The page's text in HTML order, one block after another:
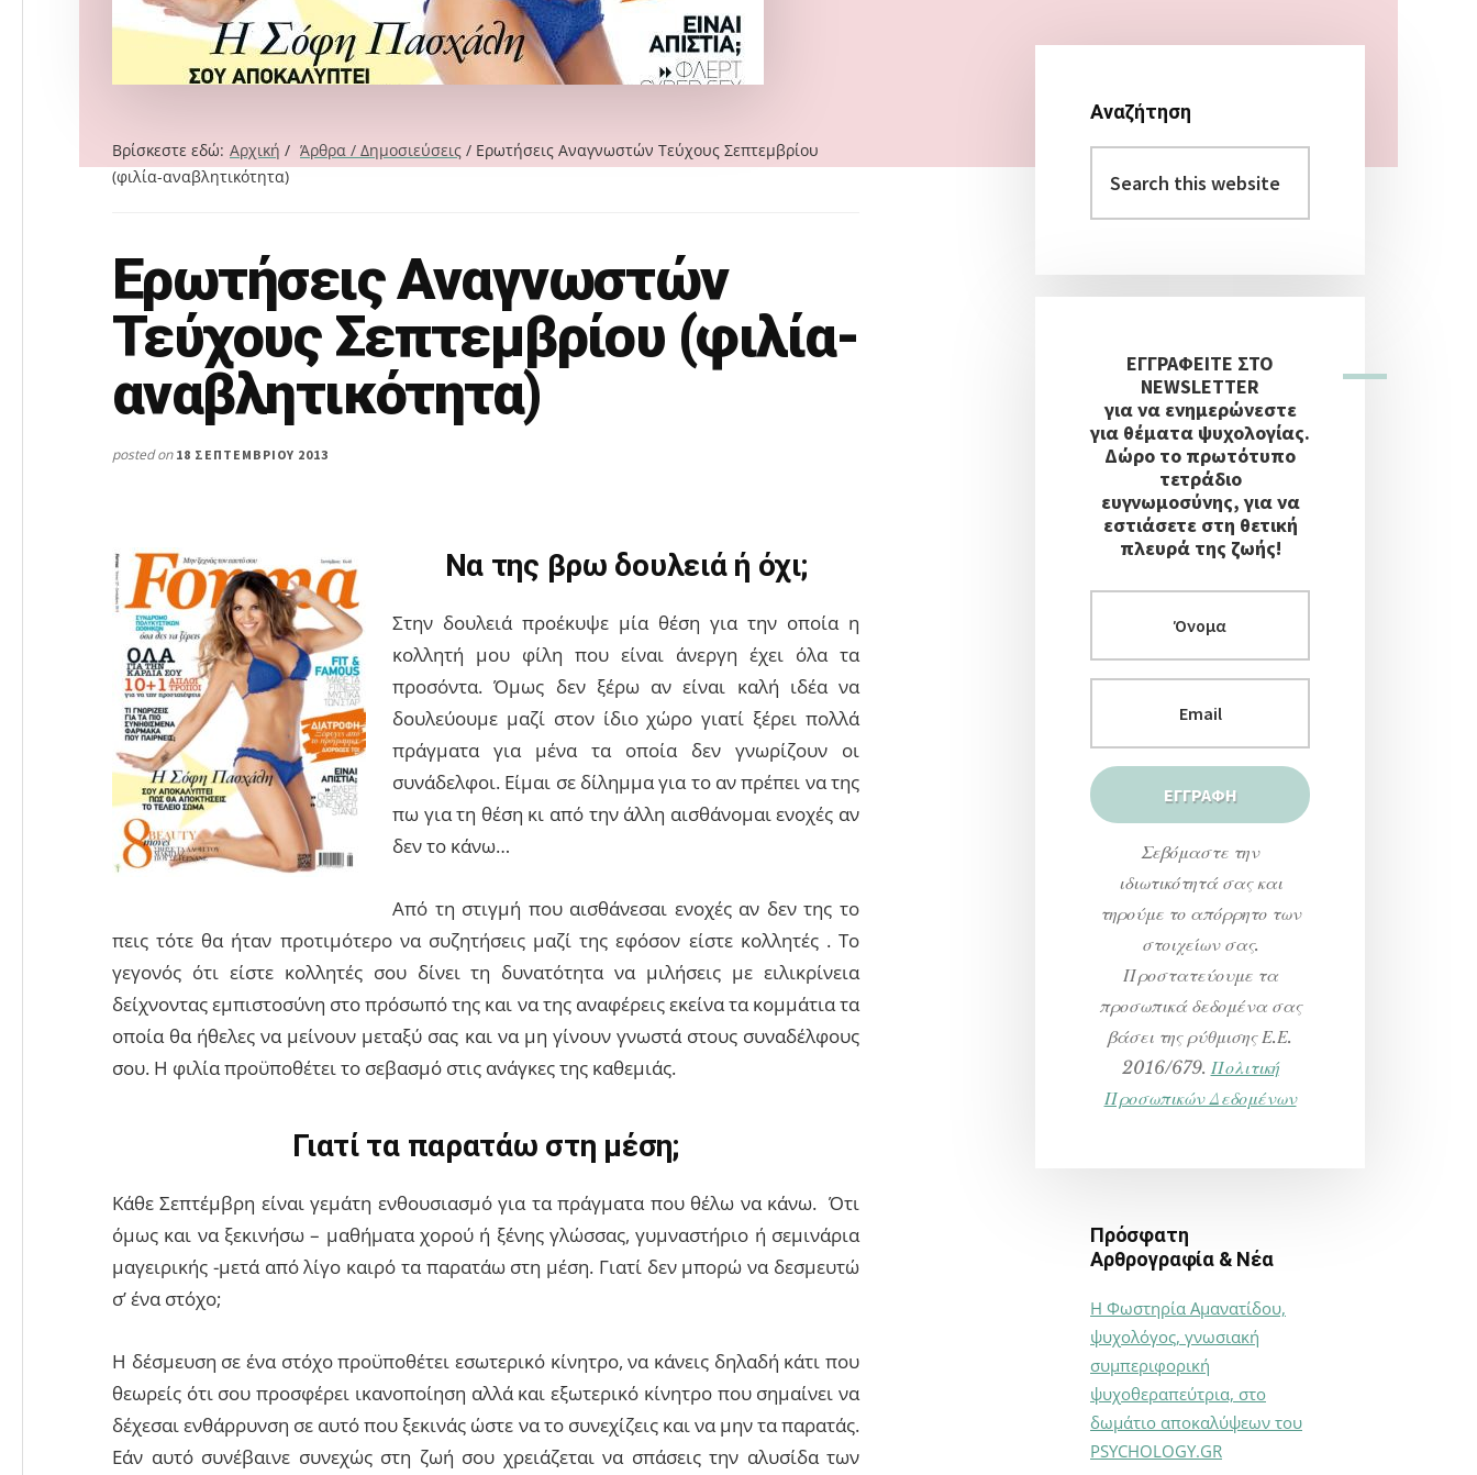
Βρίσκεστε εδώ: Αρχική / Άρθρα / Δημοσιεύσεις / Ερωτήσεις Αναγνωστών Τεύχους Σεπτεμβρίου
(φιλία-αναβλητικότητα)
Search
this
website
Ερωτήσεις Αναγνωστών
Τεύχους Σεπτεμβρίου (φιλία-
αναβλητικότητα)
posted on 18 ΣΕΠΤΕΜΒΡΊΟΥ 2013
Να της βρω δουλειά ή όχι;
Στην δουλειά προέκυψε μία θέση για την οποία η
κολλητή μου φίλη που είναι άνεργη έχει όλα τα
προσόντα. Όμως δεν ξέρω αν είναι καλή ιδέα να
δουλεύουμε μαζί στον ίδιο χώρο γιατί ξέρει πολλά
πράγματα για μένα τα οποία δεν γνωρίζουν οι
συνάδελφοι. Είμαι σε δίλημμα για το αν πρέπει να της
πω για τη θέση κι από την άλλη αισθάνομαι ενοχές αν
δεν το κάνω…
Από τη στιγμή που αισθάνεσαι ενοχές αν δεν της το
πεις τότε θα ήταν προτιμότερο να συζητήσεις μαζί της εφόσον είστε κολλητές . Το
γεγονός ότι είστε κολλητές σου δίνει τη δυνατότητα να μιλήσεις με ειλικρίνεια
δείχνοντας εμπιστοσύνη στο πρόσωπό της και να της αναφέρεις εκείνα τα κομμάτια τα
οποία θα ήθελες να μείνουν μεταξύ σας και να μη γίνουν γνωστά στους συναδέλφους
σου. Η φιλία προϋποθέτει το σεβασμό στις ανάγκες της καθεμιάς.
Γιατί τα παρατάω στη μέση;
Κάθε Σεπτέμβρη είναι γεμάτη ενθουσιασμό για τα πράγματα που θέλω να κάνω. Ότι
όμως και να ξεκινήσω – μαθήματα χορού ή ξένης γλώσσας, γυμναστήριο ή σεμινάρια
μαγειρικής -μετά από λίγο καιρό τα παρατάω στη μέση. Γιατί δεν μπορώ να δεσμευτώ
σ’ ένα στόχο;
Η δέσμευση σε ένα στόχο προϋποθέτει εσωτερικό κίνητρο, να κάνεις δηλαδή κάτι που
θεωρείς ότι σου προσφέρει ικανοποίηση αλλά και εξωτερικό κίνητρο που σημαίνει να
δέχεσαι ενθάρρυνση σε αυτό που ξεκινάς ώστε να το συνεχίζεις και να μην τα παρατάς.
Εάν αυτό συνέβαινε συνεχώς στη ζωή σου χρειάζεται να σπάσεις την αλυσίδα των
Αρχική
Πλευρική
Στήλη
Αναζήτηση
this
website
ΕΓΓΡΑΦΕΙΤΕ ΣΤΟ
NEWSLETTER
για να ενημερώνεστε
για θέματα ψυχολογίας.
Δώρο το πρωτότυπο
τετράδιο
ευγνωμοσύνης, για να
εστιάσετε στη θετική
πλευρά της ζωής!
Σεβόμαστε την
ιδιωτικότητά σας και
τηρούμε το απόρρητο των
στοιχείων σας.
Προστατεύουμε τα
προσωπικά δεδομένα σας
βάσει της ρύθμισης Ε.Ε.
2016/679. Πολιτική
Προσωπικών Δεδομένων
Πρόσφατη
Αρθρογραφία & Νέα
Η Φωστηρία Αμανατίδου,
ψυχολόγος, γνωσιακή
συμπεριφορική
ψυχοθεραπεύτρια, στο
δωμάτιο αποκαλύψεων του
PSYCHOLOGY.GR